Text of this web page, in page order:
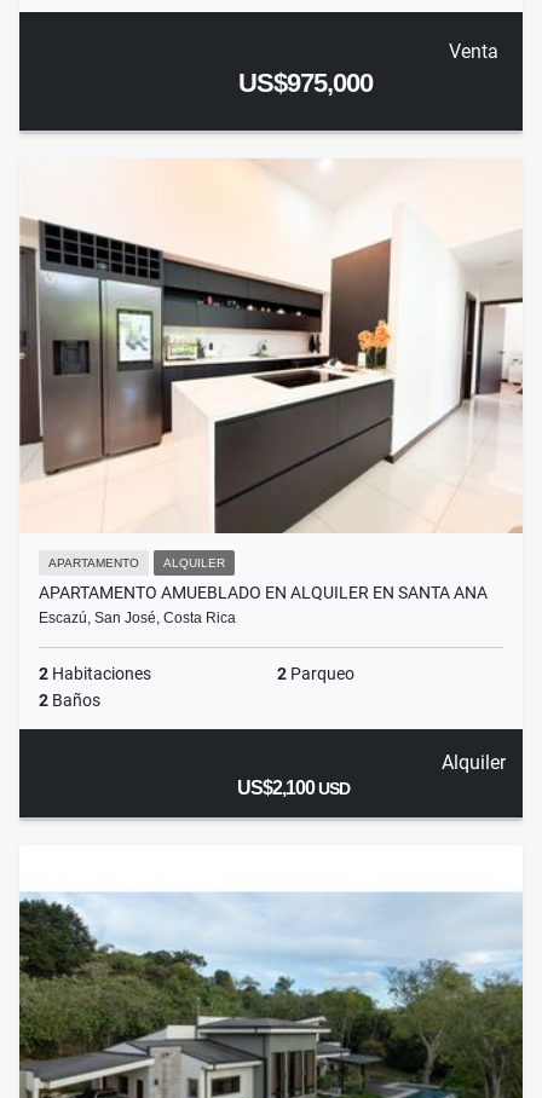
Venta
US$975,000
APARTAMENTO ALQUILER
APARTAMENTO AMUEBLADO EN ALQUILER EN SANTA ANA
Escazú, San José, Costa Rica
2 Habitaciones 2 Parqueo
2 Baños
Alquiler
US$2,100USD